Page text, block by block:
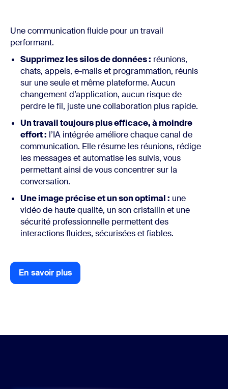
Une communication fluide pour un travail
performant.
Supprimez les silos de données : réunions,
chats, appels, e-mails et programmation, réunis
sur une seule et même plateforme. Aucun
changement d’application, aucun risque de
perdre le fil, juste une collaboration plus rapide.
Un travail toujours plus efficace, à moindre
effort : l’IA intégrée améliore chaque canal de
communication. Elle résume les réunions, rédige
les messages et automatise les suivis, vous
permettant ainsi de vous concentrer sur la
conversation.
Une image précise et un son optimal : une
vidéo de haute qualité, un son cristallin et une
sécurité professionnelle permettent des
interactions fluides, sécurisées et fiables.
En savoir plus
En savoir plus